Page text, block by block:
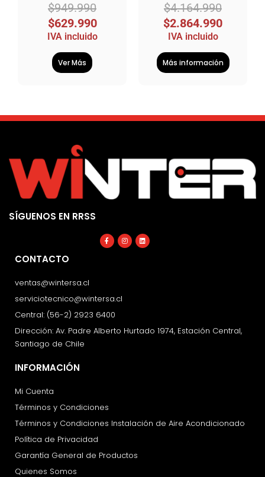
$949.990
$629.990
IVA incluido
Ver Más
$4.164.990
$2.864.990
IVA incluido
Más información
SÍGUENOS EN RRSS
Facebook-
f
Instagram
Linkedin
CONTACTO
ventas@wintersa.cl
serviciotecnico@wintersa.cl
Central: (56-2) 2923 6400
Dirección: Av. Padre Alberto Hurtado 1974, Estación Central,
Santiago de Chile
INFORMACIÓN
Mi Cuenta
Términos y Condiciones
Términos y Condiciones Instalación de Aire Acondicionado
Política de Privacidad
Garantía General de Productos
Quienes Somos